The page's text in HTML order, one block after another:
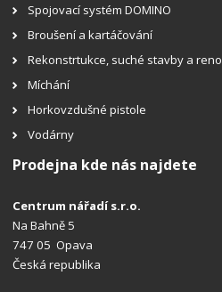
Spojovací systém DOMINO
Broušení a kartáčování
Rekonstrtukce, suché stavby a
Míchání
Horkovzdušné pistole
Vodárny
Prodejna kde nás najdete
Centrum nářadí s.r.o.
Na Bahně 5
747 05 Opava
Česká republika